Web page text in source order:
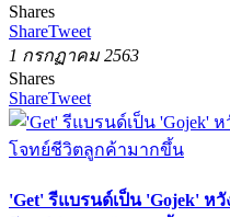
Shares
ShareTweet
1 กรกฏาคม 2563
Shares
ShareTweet
'Get' รีแบรนด์เป็น 'Gojek' ห